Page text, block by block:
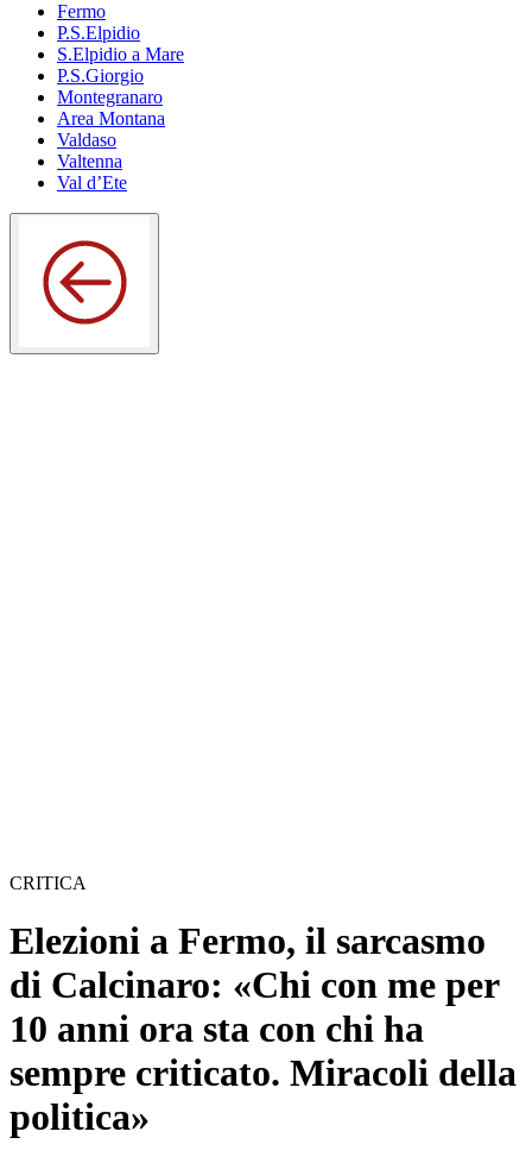
Fermo
P.S.Elpidio
S.Elpidio a Mare
P.S.Giorgio
Montegranaro
Area Montana
Valdaso
Valtenna
Val d’Ete
CRITICA
Elezioni a Fermo, il sarcasmo
di Calcinaro: «Chi con me per
10 anni ora sta con chi ha
sempre criticato. Miracoli della
politica»